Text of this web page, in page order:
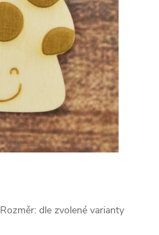
Rozměr: dle zvolené varianty